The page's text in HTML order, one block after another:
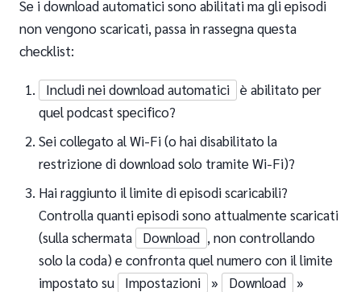
Se i download automatici sono abilitati ma gli episodi
non vengono scaricati, passa in rassegna questa
checklist:
Includi nei download automatici è abilitato per
quel podcast specifico?
Sei collegato al Wi-Fi (o hai disabilitato la
restrizione di download solo tramite Wi-Fi)?
Hai raggiunto il limite di episodi scaricabili?
Controlla quanti episodi sono attualmente scaricati
(sulla schermata
Download , non controllando
solo la coda) e confronta quel numero con il limite
impostato su
Impostazioni » Download
»